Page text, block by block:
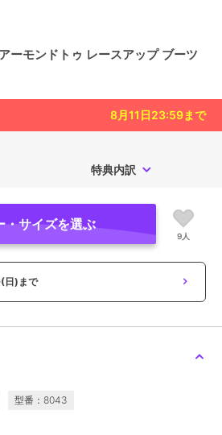
ーモンドトゥ レースアップ ブーツ
8月11日23:59まで
特典内訳
・サイズを選ぶ
9人
日)まで
型番：8043